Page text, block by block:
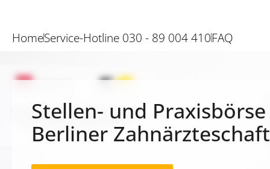
HomeService-Hotline 030 - 89 004 410FAQ
Stellen- und
Berliner Zahnärzteschaft